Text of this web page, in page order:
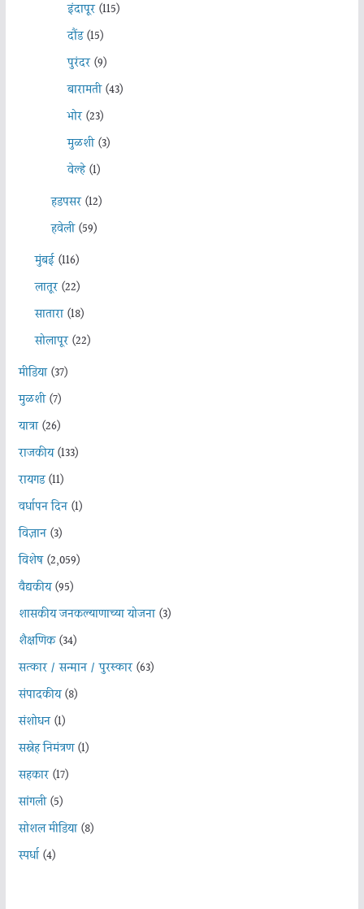
इंदापूर(115)
दौंड(15)
पुरंदर(9)
बारामती(43)
भोर(23)
मुळशी(3)
वेल्हे(1)
हडपसर(12)
हवेली(59)
मुंबई(116)
लातूर(22)
सातारा(18)
सोलापूर(22)
मीडिया(37)
मुळशी(7)
यात्रा(26)
राजकीय(133)
रायगड(11)
वर्धापन दिन(1)
विज्ञान(3)
विशेष(2,059)
वैद्यकीय(95)
शासकीय जनकल्याणाच्या योजना(3)
शैक्षणिक(34)
सत्कार / सन्मान / पुरस्कार(63)
संपादकीय(8)
संशोधन(1)
सस्नेह निमंत्रण(1)
सहकार(17)
सांगली(5)
सोशल मीडिया(8)
स्पर्धा(4)